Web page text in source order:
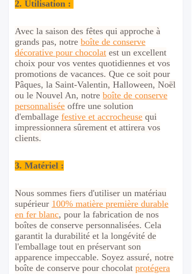
2. Utilisation :
Avec la saison des fêtes qui approche à
grands pas, notre boîte de conserve
décorative pour chocolat est un excellent
choix pour vos ventes quotidiennes et vos
promotions de vacances. Que ce soit pour
Pâques, la Saint-Valentin, Halloween, Noël
ou le Nouvel An, notre boîte de conserve
personnalisée offre une solution
d'emballage festive et accrocheuse qui
impressionnera sûrement et attirera vos
clients.
3. Matériel :
Nous sommes fiers d'utiliser un matériau
supérieur 100% matière première durable
en fer blanc, pour la fabrication de nos
boîtes de conserve personnalisées. Cela
garantit la durabilité et la longévité de
l'emballage tout en préservant son
apparence impeccable. Soyez assuré, notre
boîte de conserve pour chocolat protégera